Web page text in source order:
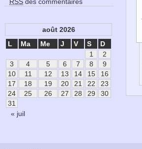
août 2026
L
Ma Me J V S D
« juil
1
2
3
4 5 6 7 8
9
10
11 12 13 14 15
16
17
18 19 20 21 22
23
24
25 26 27 28 29
30
31